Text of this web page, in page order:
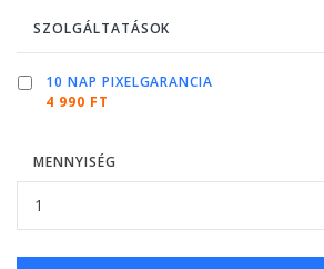
SZOLGÁLTATÁSOK
10 NAP PIXELGARANCIA
4 990 FT
MENNYISÉG